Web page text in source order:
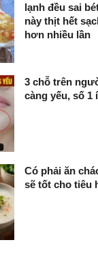
lạnh đều sai
này thịt hết
hơn nhiều lần
3 chỗ trên
càng yếu, số 1
Có phải ăn
sẽ tốt cho tiêu